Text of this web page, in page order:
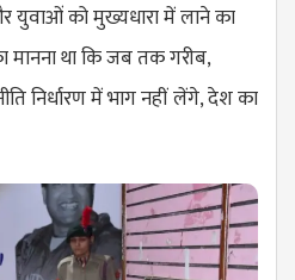
युवाओं को मुख्यधारा में लाने का
मानना था कि जब तक गरीब,
निर्धारण में भाग नहीं लेंगे, देश का